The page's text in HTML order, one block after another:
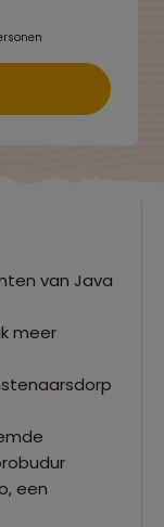
van Java
meer
een